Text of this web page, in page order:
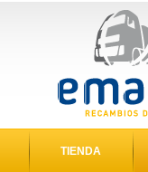
TIENDA